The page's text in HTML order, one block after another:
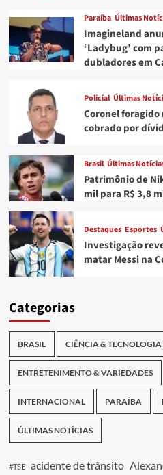
Paraíba Últimas
Imagineland
‘Ladybug’ com
dubladores em
Policial Últimas
Coronel foragido
cobrado por
Brasil Últimas
Patrimônio de
mil para R$ 3,8
Destaques Esportes
Investigação
matar Messi na
Categorias
BRASIL CIÊNCIA & TECNOLOGIA
ENTRETENIMENTO & VARIEDADES
INTERNACIONAL PARAÍBA
ÚLTIMAS NOTÍCIAS
#TSE acidente de trânsito